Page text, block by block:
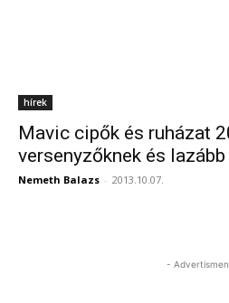
hírek
Mavic cipők és ruházat
versenyzőknek és
Nemeth Balazs - 2013.10.07.
-